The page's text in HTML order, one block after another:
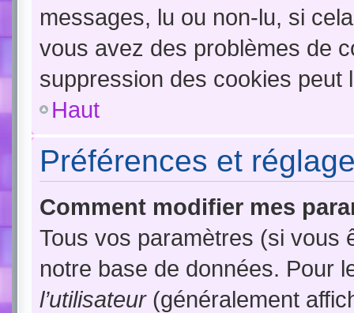
messages, lu ou non-lu, si
vous avez des problèmes de
suppression des cookies peut
Haut
Préférences et
Comment modifier mes
Tous vos paramètres (si vous
notre base de données. Pour
l’utilisateur(généralement